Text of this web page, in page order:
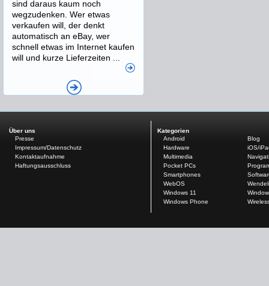
sind daraus kaum noch
wegzudenken. Wer etwas
verkaufen will, der denkt
automatisch an eBay, wer
schnell etwas im Internet kaufen
will und kurze Lieferzeiten ...
Über uns
Presse
Impressum/Datenschutz
Kontaktaufnahme
Haftungsausschluss
Kategorien
Android
Blog
Hardware
iOS/
Multimedia
Pocket PCs
Smartphones
WebOS
Windows 11
Windows Phone